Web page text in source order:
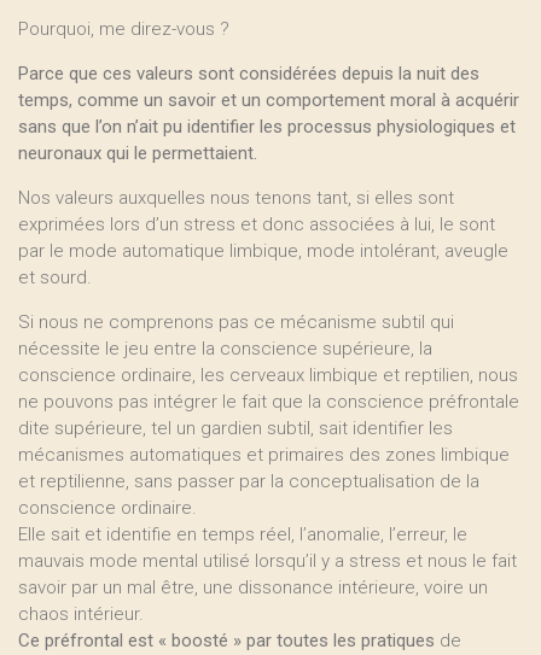
Pourquoi, me direz-vous ?
Parce que ces valeurs sont considérées depuis la nuit des
temps, comme un savoir et un comportement moral à acquérir
sans que l’on n’ait pu identifier les processus physiologiques et
neuronaux qui le permettaient.
Nos valeurs auxquelles nous tenons tant, si elles sont
exprimées lors d’un stress et donc associées à lui, le sont
par le mode automatique limbique, mode intolérant, aveugle
et sourd.
Si nous ne comprenons pas ce mécanisme subtil qui
nécessite le jeu entre la conscience supérieure, la
conscience ordinaire, les cerveaux limbique et reptilien, nous
ne pouvons pas intégrer le fait que la conscience préfrontale
dite supérieure, tel un gardien subtil, sait identifier les
mécanismes automatiques et primaires des zones limbique
et reptilienne, sans passer par la conceptualisation de la
conscience ordinaire.
Elle sait et identifie en temps réel, l’anomalie, l’erreur, le
mauvais mode mental utilisé lorsqu’il y a stress et nous le fait
savoir par un mal être, une dissonance intérieure, voire un
chaos intérieur.
Ce préfrontal est « boosté » par toutes les pratiques de